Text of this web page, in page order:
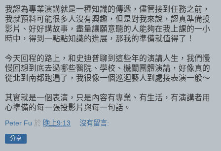
我認為專業演講就是一種知識的傳遞，儘管接到任務之前，
我就預料可能很多人沒有興趣，但是對我來說，認真準備投
影片、好好講故事，盡量讓願意聽的人能夠在我上課的一小
時中，得到一點點知識的進展，那我的準備就值得了！
今天回程的路上，和史迪普聊到這些年的演講人生，我們慢
慢回想到底去過哪些醫院、學校、機關團體演講，好像真的
從北到南都跑遍了，我很像一個巡迴藝人到處接表演一般～
其實就是一個表演，只是內容有專業、有生活，有演講者用
心準備的每一張投影片與每一句話。
Peter Fu 於 晚上9:13 沒有留言:
分享